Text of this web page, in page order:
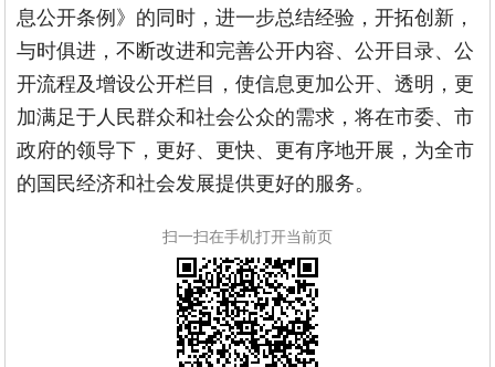
息公开条例》的同时，进一步总结经验，开拓创新，
与时俱进，不断改进和完善公开内容、公开目录、公
开流程及增设公开栏目，使信息更加公开、透明，更
加满足于人民群众和社会公众的需求，将在市委、市
政府的领导下，更好、更快、更有序地开展，为全市
的国民经济和社会发展提供更好的服务。
扫一扫在手机打开当前页